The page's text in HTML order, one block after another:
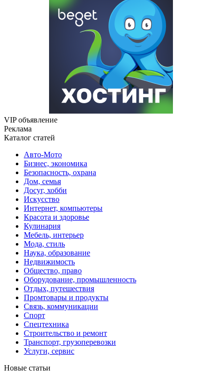
VIP объявление
Реклама
Каталог статей
Авто-Мото
Бизнес, экономика
Безопасность, охрана
Дом, семья
Досуг, хобби
Искусство
Интернет, компьютеры
Красота и здоровье
Кулинария
Мебель, интерьер
Мода, стиль
Наука, образование
Недвижимость
Общество, право
Оборудование, промышленность
Отдых, путешествия
Промтовары и продукты
Связь, коммуникации
Спорт
Спецтехника
Строительство и ремонт
Транспорт, грузоперевозки
Услуги, сервис
Новые статьи